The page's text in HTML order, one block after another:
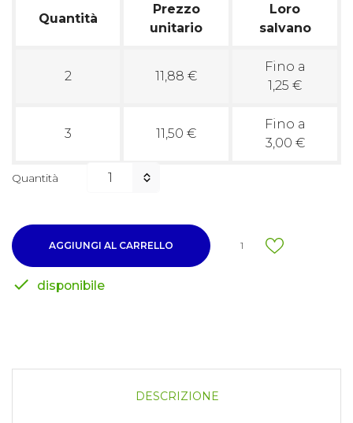
Quantità
Prezzo
unitario
Loro
salvano
2 11,88 €
Fino a
1,25 €
3 11,50 €
Fino a
3,00 €
Quantità
AGGIUNGI AL CARRELLO 1
 disponibile
DESCRIZIONE